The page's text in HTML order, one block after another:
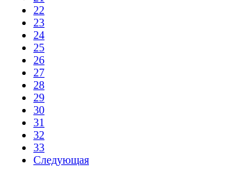
22
23
24
25
26
27
28
29
30
31
32
33
Следующая